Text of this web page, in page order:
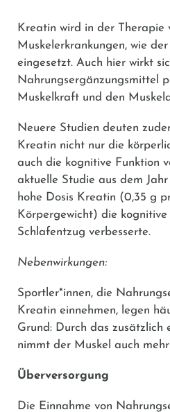
Kreatin wird in der Therapie
Muskelerkrankungen, wie
eingesetzt. Auch hier wirkt
Nahrungsergänzungsmittel
Muskelkraft und den
Neuere Studien deuten
Kreatin nicht nur die
auch die kognitive Funktion
aktuelle Studie aus dem
hohe Dosis Kreatin (0,35 g
Körpergewicht) die
Schlafentzug verbesserte.
Nebenwirkungen:
Sportler*innen, die
Kreatin einnehmen, legen
Grund: Durch das
nimmt der Muskel auch
Überversorgung
Die Einnahme von